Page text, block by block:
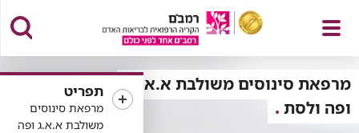
פתח
תפריט
מרפאת סינוסים
משולבת א.א.ג ופה
מרפאת סינוסים משולבת א.א.ג
ופה ולסת